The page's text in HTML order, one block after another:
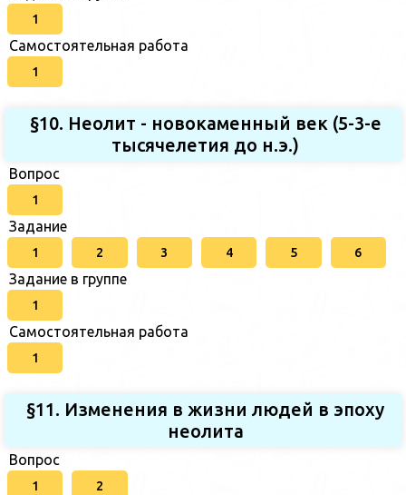
1
Самостоятельная работа
1
§10. Неолит - новокаменный век (5-3-е
тысячелетия до н.э.)
Вопрос
1
Задание
1 2 3 4 5 6
Задание в группе
1
Самостоятельная работа
1
§11. Изменения в жизни людей в эпоху
неолита
Вопрос
1 2